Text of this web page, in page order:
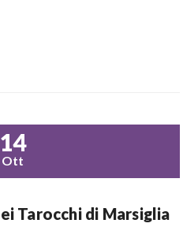
14
Ott
Tarocchi di Marsiglia